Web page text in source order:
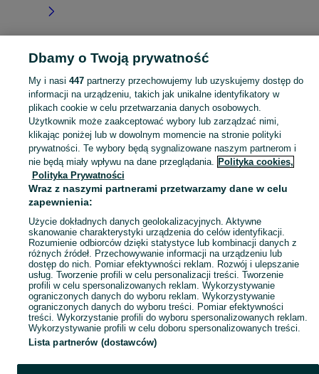
Strona główna Świętokrzyskie Łosień
KATEGORIA
Skorzystaj z największego serwisu ogłoszeniowego - Łosień i okolice! Kupuj to, czego pragniesz i sprzedawaj to, czego już nie potrzebujesz! Zobacz
Mapa kategorii
Mapa miejscowości
Mapa ministron
Popularne wyszukiwania
Dbamy o Twoją prywatność
My i nasi 447partnerzy przechowujemy lub uzyskujemy dostęp do
informacji na urządzeniu, takich jak unikalne identyfikatory w
plikach cookie w celu przetwarzania danych osobowych.
Użytkownik może zaakceptować wybory lub zarządzać nimi,
klikając poniżej lub w dowolnym momencie na stronie polityki
prywatności. Te wybory będą sygnalizowane naszym partnerom i
nie będą miały wpływu na dane przeglądania. Polityka cookies,
Polityka Prywatności
Wraz z naszymi partnerami przetwarzamy dane w celu
zapewnienia:
Użycie dokładnych danych geolokalizacyjnych. Aktywne
skanowanie charakterystyki urządzenia do celów identyfikacji.
Rozumienie odbiorców dzięki statystyce lub kombinacji danych z
różnych źródeł. Przechowywanie informacji na urządzeniu lub
dostęp do nich. Pomiar efektywności reklam. Rozwój i ulepszanie
usług. Tworzenie profili w celu personalizacji treści. Tworzenie
profili w celu spersonalizowanych reklam. Wykorzystywanie
ograniczonych danych do wyboru reklam. Wykorzystywanie
ograniczonych danych do wyboru treści. Pomiar efektywności
treści. Wykorzystanie profili do wyboru spersonalizowanych reklam.
Wykorzystywanie profili w celu doboru spersonalizowanych treści.
Lista partnerów (dostawców)